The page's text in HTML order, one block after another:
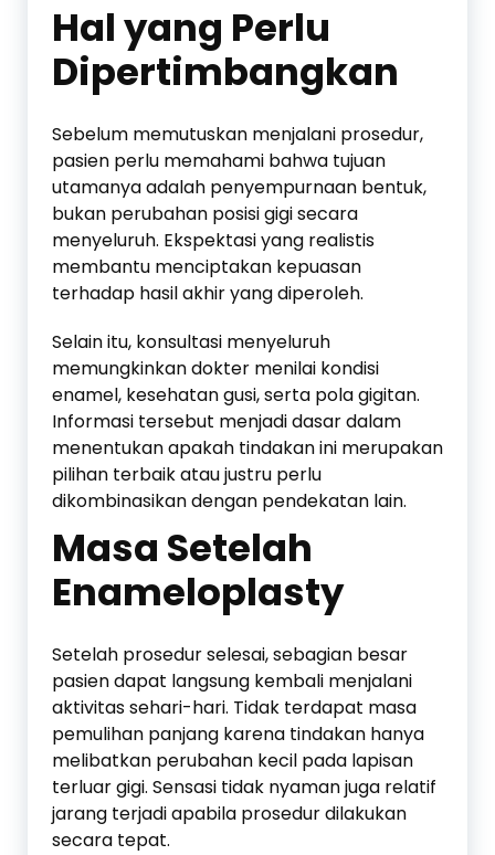
Hal yang Perlu
Dipertimbangkan
Sebelum memutuskan menjalani prosedur,
pasien perlu memahami bahwa tujuan
utamanya adalah penyempurnaan bentuk,
bukan perubahan posisi gigi secara
menyeluruh. Ekspektasi yang realistis
membantu menciptakan kepuasan
terhadap hasil akhir yang diperoleh.
Selain itu, konsultasi menyeluruh
memungkinkan dokter menilai kondisi
enamel, kesehatan gusi, serta pola gigitan.
Informasi tersebut menjadi dasar dalam
menentukan apakah tindakan ini merupakan
pilihan terbaik atau justru perlu
dikombinasikan dengan pendekatan lain.
Masa Setelah
Enameloplasty
Setelah prosedur selesai, sebagian besar
pasien dapat langsung kembali menjalani
aktivitas sehari-hari. Tidak terdapat masa
pemulihan panjang karena tindakan hanya
melibatkan perubahan kecil pada lapisan
terluar gigi. Sensasi tidak nyaman juga relatif
jarang terjadi apabila prosedur dilakukan
secara tepat.